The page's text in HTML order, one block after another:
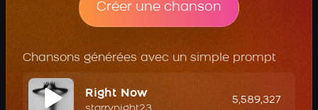
Créer une chanson
Chansons générées avec un simple prompt
Right Now
5,589,327